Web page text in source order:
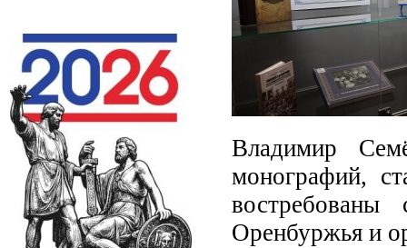
Владимир
монографий,
востребованы
Оренбуржья и